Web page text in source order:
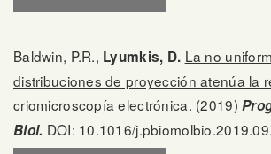
Baldwin, P.R., Lyumkis, D. La no
distribuciones de proyección atenúa la
criomicroscopía electrónica. (2019)
Biol. DOI: 10.1016/